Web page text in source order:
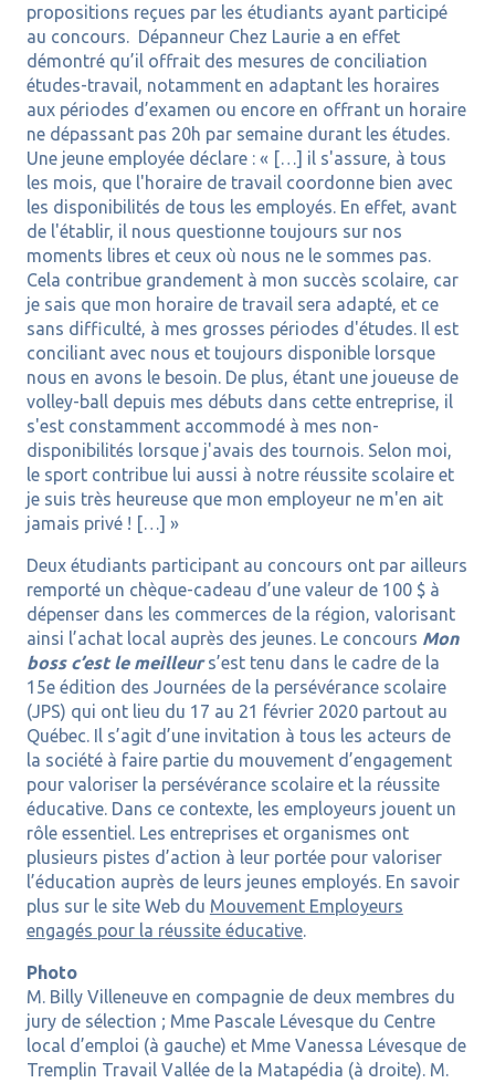
propositions reçues par les étudiants ayant participé
au concours. Dépanneur Chez Laurie a en effet
démontré qu’il offrait des mesures de conciliation
études-travail, notamment en adaptant les horaires
aux périodes d’examen ou encore en offrant un horaire
ne dépassant pas 20h par semaine durant les études.
Une jeune employée déclare : « […] il s'assure, à tous
les mois, que l'horaire de travail coordonne bien avec
les disponibilités de tous les employés. En effet, avant
de l'établir, il nous questionne toujours sur nos
moments libres et ceux où nous ne le sommes pas.
Cela contribue grandement à mon succès scolaire, car
je sais que mon horaire de travail sera adapté, et ce
sans difficulté, à mes grosses périodes d'études. Il est
conciliant avec nous et toujours disponible lorsque
nous en avons le besoin. De plus, étant une joueuse de
volley-ball depuis mes débuts dans cette entreprise, il
s'est constamment accommodé à mes non-
disponibilités lorsque j'avais des tournois. Selon moi,
le sport contribue lui aussi à notre réussite scolaire et
je suis très heureuse que mon employeur ne m'en ait
jamais privé ! […] »
Deux étudiants participant au concours ont par ailleurs
remporté un chèque-cadeau d’une valeur de 100 $ à
dépenser dans les commerces de la région, valorisant
ainsi l’achat local auprès des jeunes. Le concours Mon
boss c’est le meilleurs’est tenu dans le cadre de la
15e édition des Journées de la persévérance scolaire
(JPS) qui ont lieu du 17 au 21 février 2020 partout au
Québec. Il s’agit d’une invitation à tous les acteurs de
la société à faire partie du mouvement d’engagement
pour valoriser la persévérance scolaire et la réussite
éducative. Dans ce contexte, les employeurs jouent un
rôle essentiel. Les entreprises et organismes ont
plusieurs pistes d’action à leur portée pour valoriser
l’éducation auprès de leurs jeunes employés. En savoir
plus sur le site Web du Mouvement Employeurs
engagés pour la réussite éducative.
Photo
M. Billy Villeneuve en compagnie de deux membres du
jury de sélection ; Mme Pascale Lévesque du Centre
local d’emploi (à gauche) et Mme Vanessa Lévesque de
Tremplin Travail Vallée de la Matapédia (à droite). M.